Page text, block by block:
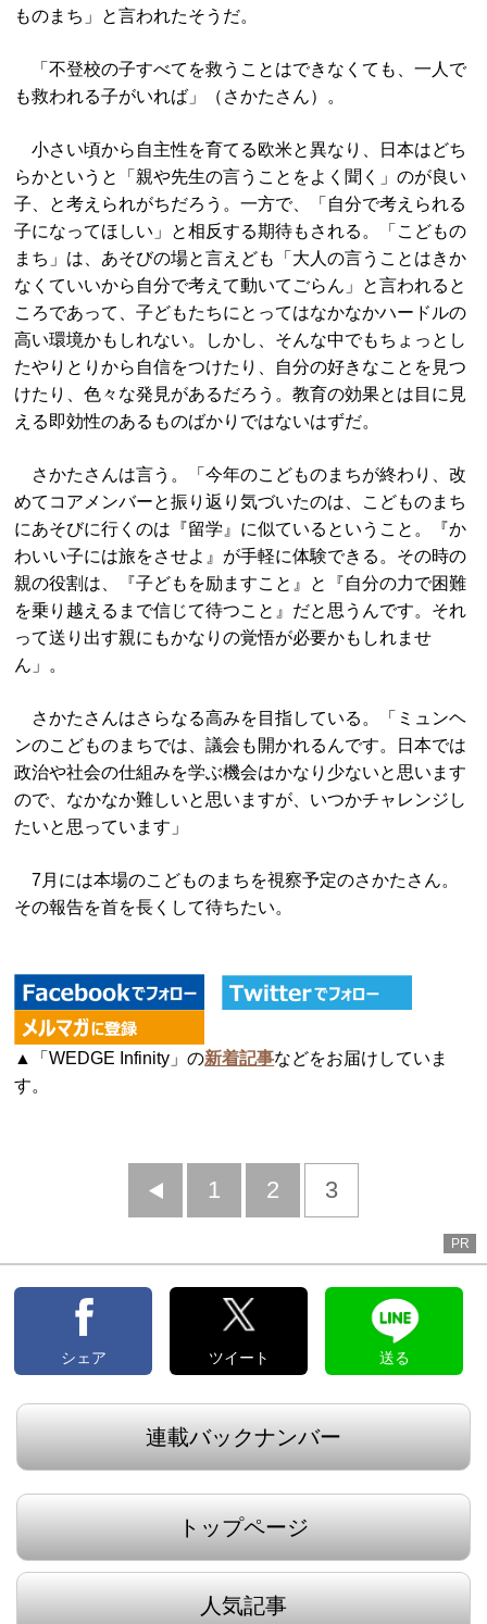
ものまち」と言われたそうだ。
「不登校の子すべてを救うことはできなくても、一人で
も救われる子がいれば」（さかたさん）。
小さい頃から自主性を育てる欧米と異なり、日本はどち
らかというと「親や先生の言うことをよく聞く」のが良い
子、と考えられがちだろう。一方で、「自分で考えられる
子になってほしい」と相反する期待もされる。「こどもの
まち」は、あそびの場と言えども「大人の言うことはきか
なくていいから自分で考えて動いてごらん」と言われると
ころであって、子どもたちにとってはなかなかハードルの
高い環境かもしれない。しかし、そんな中でもちょっとし
たやりとりから自信をつけたり、自分の好きなことを見つ
けたり、色々な発見があるだろう。教育の効果とは目に見
える即効性のあるものばかりではないはずだ。
さかたさんは言う。「今年のこどものまちが終わり、改
めてコアメンバーと振り返り気づいたのは、こどものまち
にあそびに行くのは『留学』に似ているということ。『か
わいい子には旅をさせよ』が手軽に体験できる。その時の
親の役割は、『子どもを励ますこと』と『自分の力で困難
を乗り越えるまで信じて待つこと』だと思うんです。それ
って送り出す親にもかなりの覚悟が必要かもしれませ
ん」。
さかたさんはさらなる高みを目指している。「ミュンヘ
ンのこどものまちでは、議会も開かれるんです。日本では
政治や社会の仕組みを学ぶ機会はかなり少ないと思います
ので、なかなか難しいと思いますが、いつかチャレンジし
たいと思っています」
7月には本場のこどものまちを視察予定のさかたさん。
その報告を首を長くして待ちたい。
▲「WEDGE Infinity」の新着記事などをお届けしていま
す。
前
1 2 3
PR
シェア ツイート 送る
連載バックナンバー
トップページ
人気記事